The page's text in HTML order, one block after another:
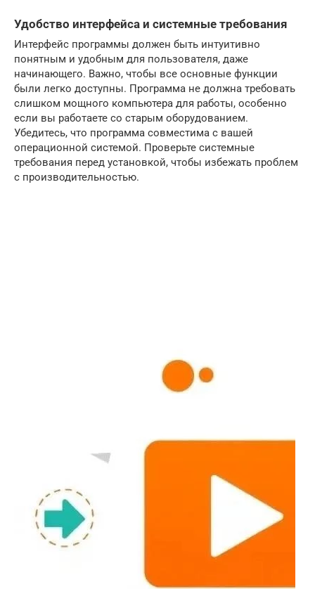
Удобство интерфейса и системные требования
Интерфейс программы должен быть интуитивно
понятным и удобным для пользователя, даже
начинающего. Важно, чтобы все основные функции
были легко доступны. Программа не должна требовать
слишком мощного компьютера для работы, особенно
если вы работаете со старым оборудованием.
Убедитесь, что программа совместима с вашей
операционной системой. Проверьте системные
требования перед установкой, чтобы избежать проблем
с производительностью.